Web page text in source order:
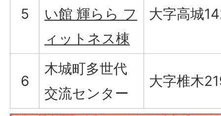
5
い館 輝らら フ
ィットネス棟
大字高城
6
木城町多世代
交流センター
大字椎木